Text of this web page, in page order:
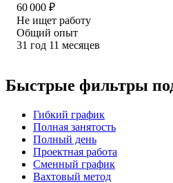
60 000 ₽
Не ищет работу
Общий опыт
31 год 11 месяцев
Быстрые фильтры
Гибкий график
Полная занятость
Полный день
Проектная работа
Сменный график
Вахтовый метод